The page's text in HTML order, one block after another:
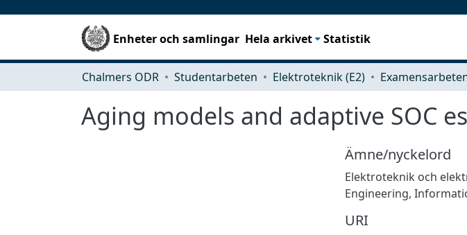
Enheter och samlingar Hela arkivet Statistik
Chalmers ODR Studentarbeten Elektroteknik (E2)
Aging models and adaptive SOC
Ämne/nyckelord
Elektroteknik och
Engineering,
URI